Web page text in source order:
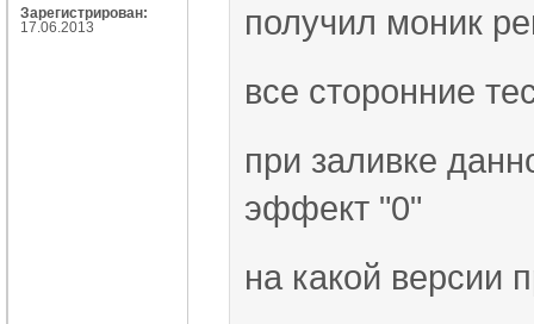
Зарегистрирован:
17.06.2013
получил моник
все сторонние
при заливке
эффект "0"
на какой версии